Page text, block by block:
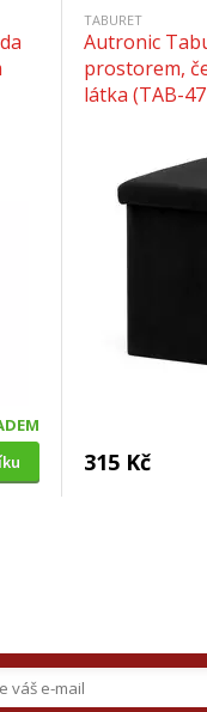
TABURET
Autronic
prostorem,
látka (TAB-
315 Kč